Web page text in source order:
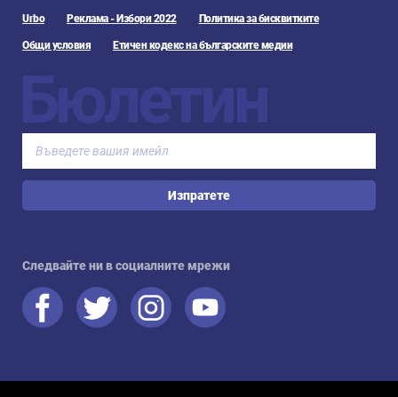
Urbo Реклама - Избори 2022 Политика за бисквитките
Общи условия Етичен кодекс на българските медии
Бюлетин
Изпратете
Следвайте ни в социалните мрежи